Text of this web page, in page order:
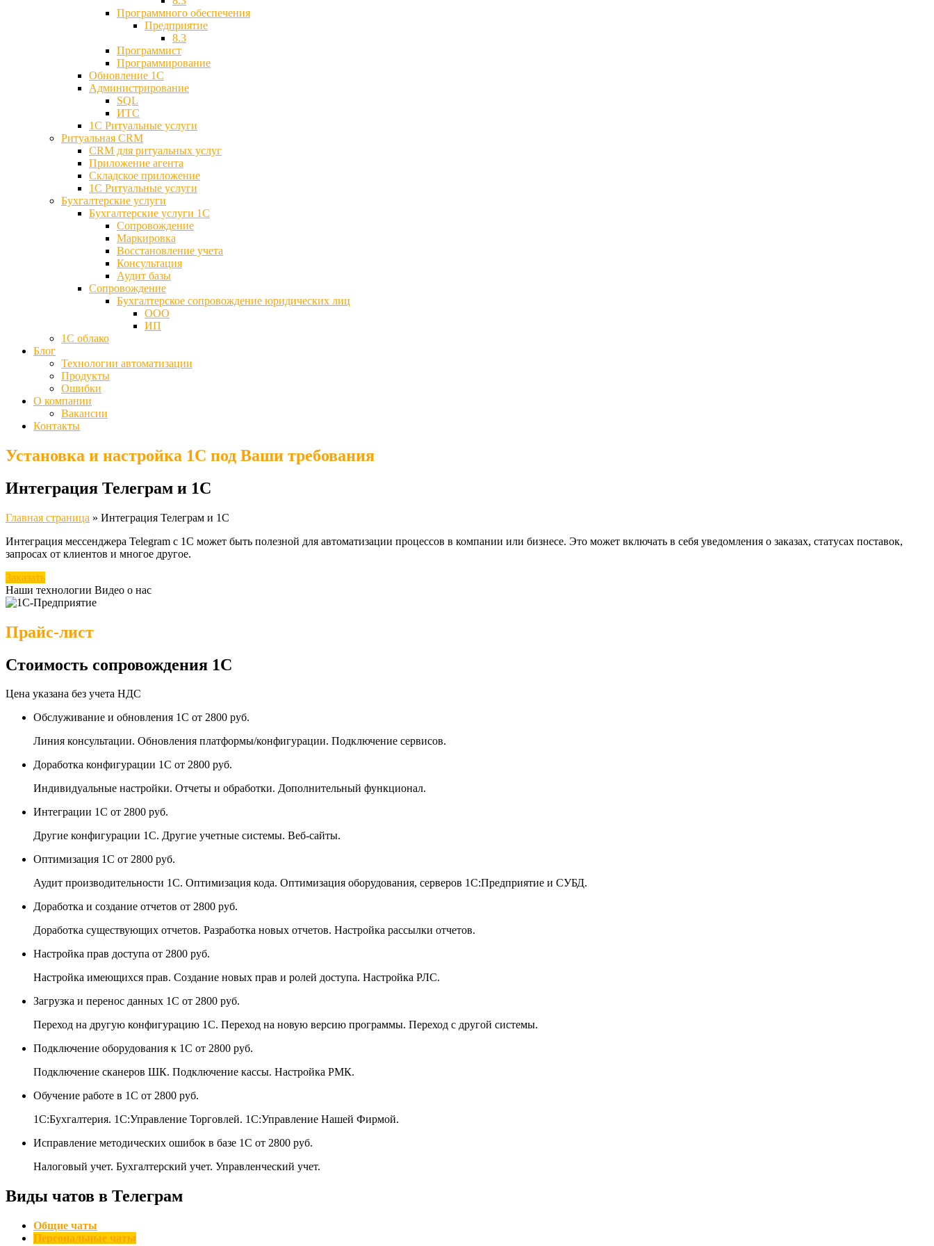
Программного обеспечения
Предприятие
8.3
Программист
Программирование
Обновление 1С
Администрирование
SQL
ИТС
1С Ритуальные услуги
Ритуальная CRM
CRM для ритуальных услуг
Приложение агента
Складское приложение
1С Ритуальные услуги
Бухгалтерские услуги
Бухгалтерские услуги 1С
Сопровождение
Маркировка
Восстановление учета
Консультация
Аудит базы
Cопровождение
Бухгалтерское сопровождение юридических лиц
ООО
ИП
1С облако
Блог
Технологии автоматизации
Продукты
Ошибки
О компании
Вакансии
Контакты
Установка и настройка 1С под Ваши требования
Интеграция Телеграм и 1С
Главная страница » Интеграция Телеграм и 1С
Интеграция мессенджера Telegram с 1C может быть полезной для автоматизации процессов в компании или бизнесе. Это может включать в себя уведомления о заказах, статусах поставок,
запросах от клиентов и многое другое.
Заказать
Наши технологии Видео о нас
Прайс-лист
Стоимость сопровождения 1С
Цена указана без учета НДС
Обслуживание и обновления 1С от 2800 руб.
Линия консультации. Обновления платформы/конфигурации. Подключение сервисов.
Доработка конфигурации 1С от 2800 руб.
Индивидуальные настройки. Отчеты и обработки. Дополнительный функционал.
Интеграции 1С от 2800 руб.
Другие конфигурации 1С. Другие учетные системы. Веб-сайты.
Оптимизация 1С от 2800 руб.
Аудит производительности 1С. Оптимизация кода. Оптимизация оборудования, серверов 1С:Предприятие и СУБД.
Доработка и создание отчетов от 2800 руб.
Доработка существующих отчетов. Разработка новых отчетов. Настройка рассылки отчетов.
Настройка прав доступа от 2800 руб.
Настройка имеющихся прав. Создание новых прав и ролей доступа. Настройка РЛС.
Загрузка и перенос данных 1С от 2800 руб.
Переход на другую конфигурацию 1С. Переход на новую версию программы. Переход с другой системы.
Подключение оборудования к 1С от 2800 руб.
Подключение сканеров ШК. Подключение кассы. Настройка РМК.
Обучение работе в 1С от 2800 руб.
1С:Бухгалтерия. 1С:Управление Торговлей. 1С:Управление Нашей Фирмой.
Исправление методических ошибок в базе 1С от 2800 руб.
Налоговый учет. Бухгалтерский учет. Управленческий учет.
Виды чатов в Телеграм
Общие чаты
Персональные чаты